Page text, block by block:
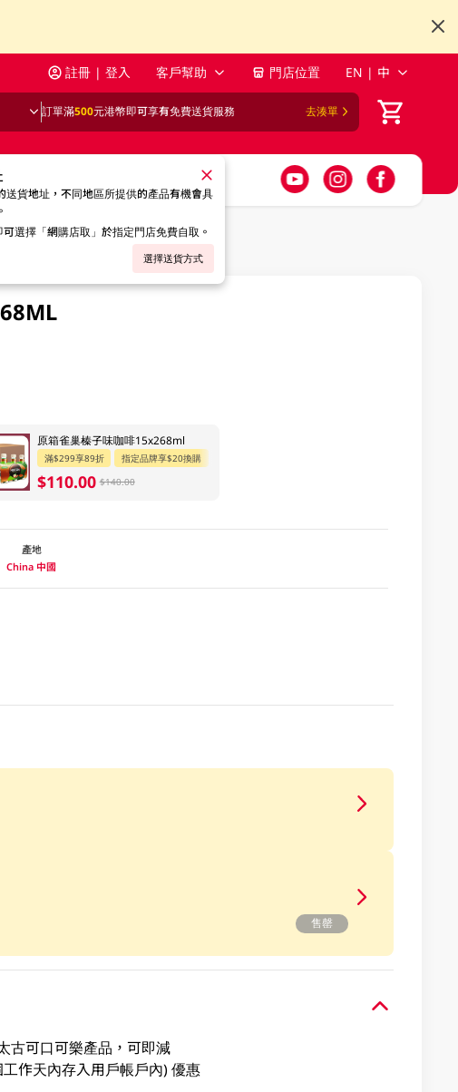
註冊 | 登入 客戶幫助 門店位置 EN | 中
訂單滿500元港幣即可享有免費送貨服務 去湊單
送貨地址，不同地區所提供的產品有機會具
選擇「網購店取」於指定門店免費自取。
選擇送貨方式
原箱雀巢榛子味咖啡15x268ml
滿$299享89折 指定品牌享$20換購
$110.00 $140.00
產地
China 中國
售罄
古可口可樂產品，可即減
作天內存入用戶帳戶內) 優惠